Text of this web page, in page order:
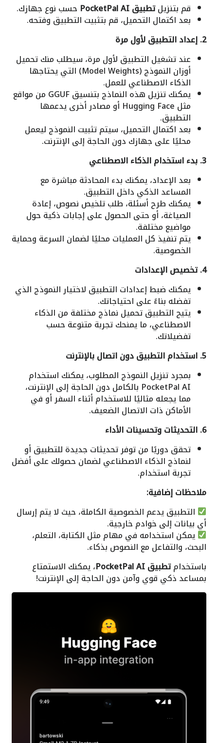
قم بتنزيلتطبيق PocketPal AI حسب نوع جهازك.
بعد اكتمال التحميل، قم بتثبيت التطبيق وفتحه.
2. إعداد التطبيق لأول مرة
عند تشغيل التطبيق لأول مرة، سيطلب منك تحميل
أوزان النموذج (Model Weights) التي يحتاجها
الذكاء الاصطناعي للعمل.
يمكنك تنزيل هذه النماذج بتنسيق GGUF من مواقع
مثل Hugging Face أو مصادر أخرى يدعمها
التطبيق.
بعد اكتمال التحميل، سيتم تثبيت النموذج ليعمل
محليًا على جهازك دون الحاجة إلى الإنترنت.
3. بدء استخدام الذكاء الاصطناعي
بعد الإعداد، يمكنك بدء المحادثة مباشرة مع
المساعد الذكي داخل التطبيق.
يمكنك طرح أسئلة، طلب تلخيص نصوص، إعادة
الصياغة، أو حتى الحصول على إجابات ذكية حول
مواضيع مختلفة.
يتم تنفيذ كل العمليات محليًا لضمان السرعة وحماية
الخصوصية.
4. تخصيص الإعدادات
يمكنك ضبط إعدادات التطبيق لاختيار النموذج الذي
تفضله بناءً على احتياجاتك.
يتيح التطبيق تحميل نماذج مختلفة من الذكاء
الاصطناعي، ما يمنحك تجربة متنوعة حسب
تفضيلاتك.
5. استخدام التطبيق دون اتصال بالإنترنت
بمجرد تنزيل النموذج المطلوب، يمكنك استخدام
PocketPal AI بالكامل دون الحاجة إلى الإنترنت،
مما يجعله مثاليًا للاستخدام أثناء السفر أو في
الأماكن ذات الاتصال الضعيف.
6. التحديثات وتحسينات الأداء
تحقق دوريًا من توفر تحديثات جديدة للتطبيق أو
لنماذج الذكاء الاصطناعي لضمان حصولك على أفضل
تجربة استخدام.
ملاحظات إضافية:
التطبيق يدعم الخصوصية الكاملة، حيث لا يتم إرسال
أي بيانات إلى خوادم خارجية.
يمكن استخدامه في مهام مثل الكتابة، التعلم،
البحث، والتفاعل مع النصوص بذكاء.
باستخدامتطبيق PocketPal AI ، يمكنك الاستمتاع
بمساعد ذكي قوي وآمن دون الحاجة إلى الإنترنت!